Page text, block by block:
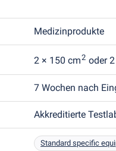
Medizinprodukte
2 × 150 cm2 oder
7 Wochen nach
Akkreditierte
Standard specific